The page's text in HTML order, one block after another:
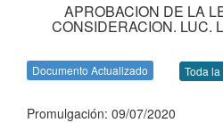
APROBACION DE LA
CONSIDERACION. LUC.
Documento Actualizado Toda
Promulgación: 09/07/2020